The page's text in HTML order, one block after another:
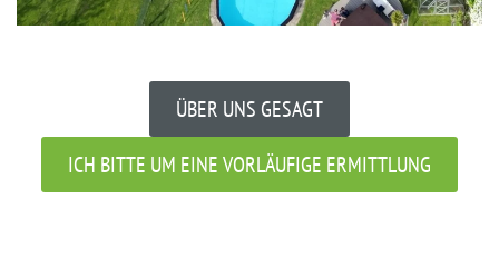
ÜBER UNS GESAGT
ICH BITTE UM EINE VORLÄUFIGE ERMITTLUNG